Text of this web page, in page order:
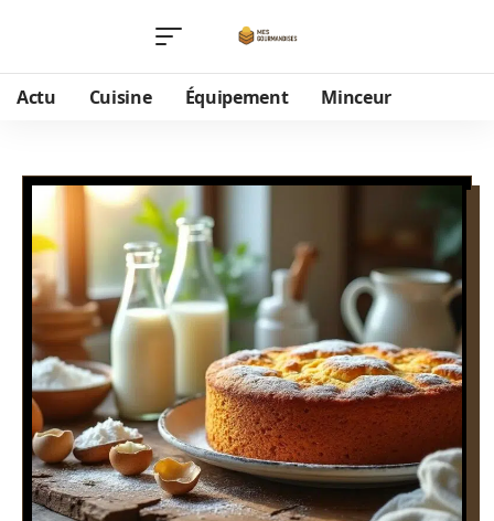
Actu Cuisine Équipement Minceur